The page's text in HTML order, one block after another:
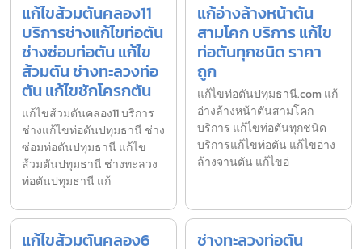
แก้ไขส้วมตันคลอง11
บริการช่างแก้ไขท่อตัน
ช่างซ่อมท่อตัน แก้ไข
ส้วมตัน ช่างทะลวงท่อ
ตัน แก้ไขชักโครกตัน
แก้ไขส้วมตันคลอง11 บริการ
ช่างแก้ไขท่อตันปทุมธานี ช่าง
ซ่อมท่อตันปทุมธานี แก้ไข
ส้วมตันปทุมธานี ช่างทะลวง
ท่อตันปทุมธานี แก้
แก้อ่างล้างหน้าตัน
สามโคก บริการ แก้ไข
ท่อตันทุกชนิด ราคา
ถูก
แก้ไขท่อตันปทุมธานี.com แก้
อ่างล้างหน้าตันสามโคก
บริการ แก้ไขท่อตันทุกชนิด
บริการแก้ไขท่อตัน แก้ไขอ่าง
ล้างจานตัน แก้ไขอ่
แก้ไขส้วมตันคลอง6
ช่างทะลวงท่อตัน